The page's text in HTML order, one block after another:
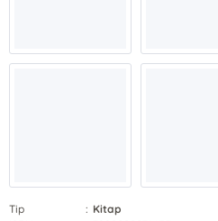
Tip : Kitap